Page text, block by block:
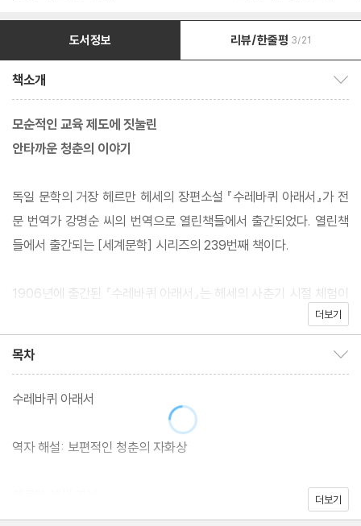
도서정보 리뷰/한줄평 3/21
책소개
모순적인 교육 제도에 짓눌린
안타까운 청춘의 이야기
독일 문학의 거장 헤르만 헤세의 장편소설 『수레바퀴 아래서』가 전
문 번역가 강명순 씨의 번역으로 열린책들에서 출간되었다. 열린책
들에서 출간되는 [세계문학] 시리즈의 239번째 책이다.
1906년에 출간된 『수레바퀴 아래서』는 헤세의 사춘기 시절 체험이
담긴 자전적 성장 소설로, 총명하고 성실한 한 소년이 어른들의 욕심
야기를 담고 있다. 모두의 기대를 한 몸에 받으며 치열한 경쟁을 뚫
고 명문 신학교에 입학하지만 결국 상처를 입고 무너져 가는 한 소년
의 비극을 통해, 무자비한 수레바퀴처럼 개인의 개성과 인격을 짓누
르는 기성 사회에 날카로운 비판을 가하는 작품이다.
이 책을 옮긴 전문 번역가 강명순 씨는 원문에 충실하면서도 가독성
을 살린 섬세한 번역으로, 헤세 특유의 서정적인 독일어 문장을 아름
더보기
목차
수레바퀴 아래서
역자 해설: 보편적인 청춘의 자화상
더보기